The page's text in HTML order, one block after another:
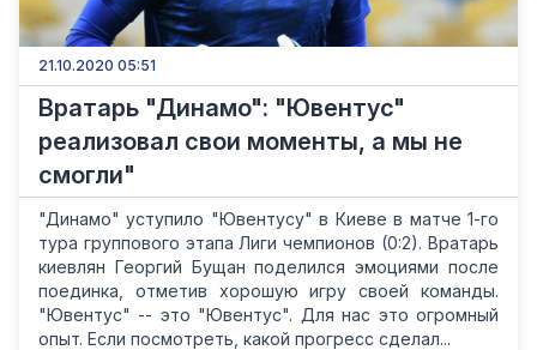
21.10.2020 05:51
Вратарь "Динамо": "Ювентус"
реализовал свои моменты, а мы не
смогли"
"Динамо" уступило "Ювентусу" в Киеве в матче 1-го
тура группового этапа Лиги чемпионов (0:2). Вратарь
киевлян Георгий Бущан поделился эмоциями после
поединка, отметив хорошую игру своей команды.
"Ювентус" -- это "Ювентус". Для нас это огромный
опыт. Если посмотреть, какой прогресс сделал...